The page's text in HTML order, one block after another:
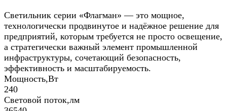
Светильник серии «Флагман» — это мощное,
технологически продвинутое и надёжное решение для
предприятий, которым требуется не просто освещение,
а стратегически важный элемент промышленной
инфраструктуры, сочетающий безопасность,
эффективность и масштабируемость.
Мощность,Вт
240
Световой поток,лм